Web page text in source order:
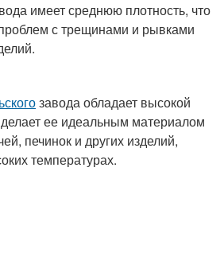
имеет среднюю плотность, что
с трещинами и рывками
завода обладает высокой
ее идеальным материалом
печинок и других изделий,
температурах.